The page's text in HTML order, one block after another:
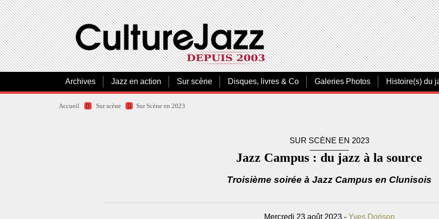
Archives Jazz en action Sur scène Disques, livres & Co Galeries Photos Histoire(s) du
Accueil Sur scène Sur Scène en 2023
SUR SCÈNE EN 2023
Jazz Campus : du jazz à la source
Troisième soirée à Jazz Campus en Clunisois
Mercredi 23 août 2023 - Yves Dorison